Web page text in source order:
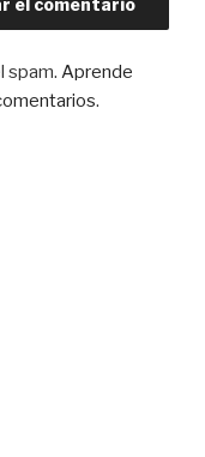
spam. Aprende
.